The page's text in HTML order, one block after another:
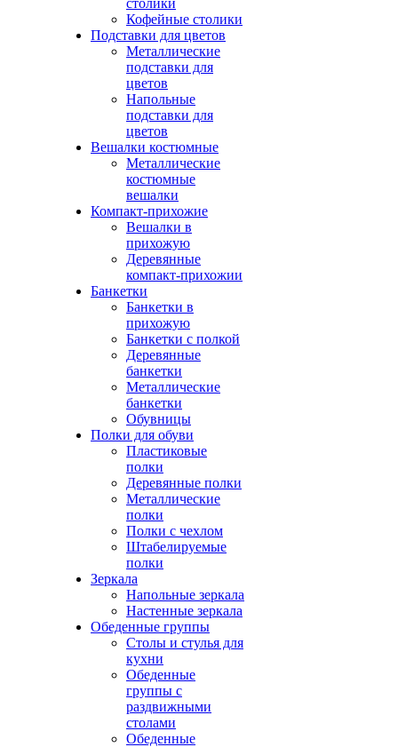
столики
Кофейные столики
Подставки для цветов
Металлические
подставки для
цветов
Напольные
подставки для
цветов
Вешалки костюмные
Металлические
костюмные
вешалки
Компакт-прихожие
Вешалки в
прихожую
Деревянные
компакт-прихожии
Банкетки
Банкетки в
прихожую
Банкетки с полкой
Деревянные
банкетки
Металлические
банкетки
Обувницы
Полки для обуви
Пластиковые
полки
Деревянные полки
Металлические
полки
Полки с чехлом
Штабелируемые
полки
Зеркала
Напольные зеркала
Настенные зеркала
Обеденные группы
Столы и стулья для
кухни
Обеденные
группы с
раздвижными
столами
Обеденные